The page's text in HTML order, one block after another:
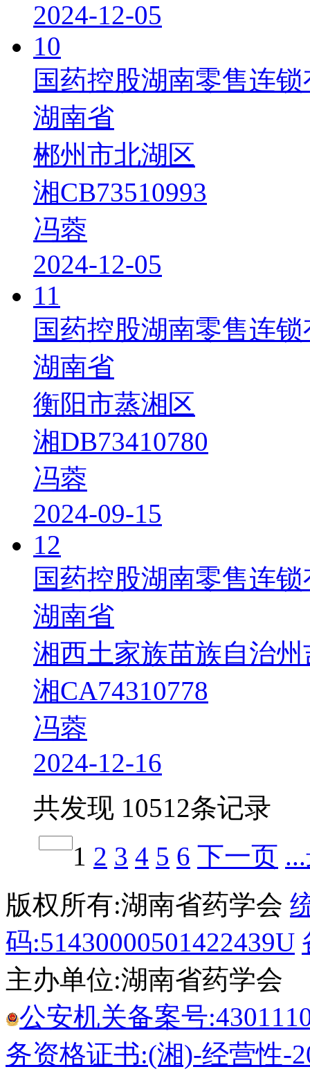
2024-12-05
10
国药控股湖南零售连
湖南省
郴州市北湖区
湘CB73510993
冯蓉
2024-12-05
11
国药控股湖南零售连
湖南省
衡阳市蒸湘区
湘DB73410780
冯蓉
2024-09-15
12
国药控股湖南零售连
湖南省
湘西土家族苗族自治
湘CA74310778
冯蓉
2024-12-16
共发现 10512条记录
1 2 3 4 5 6 下一页
版权所有:湖南省药学会
码:51430000501422439U
主办单位:湖南省药学会
公安机关备案号
务资格证书:(湘)-经营性-